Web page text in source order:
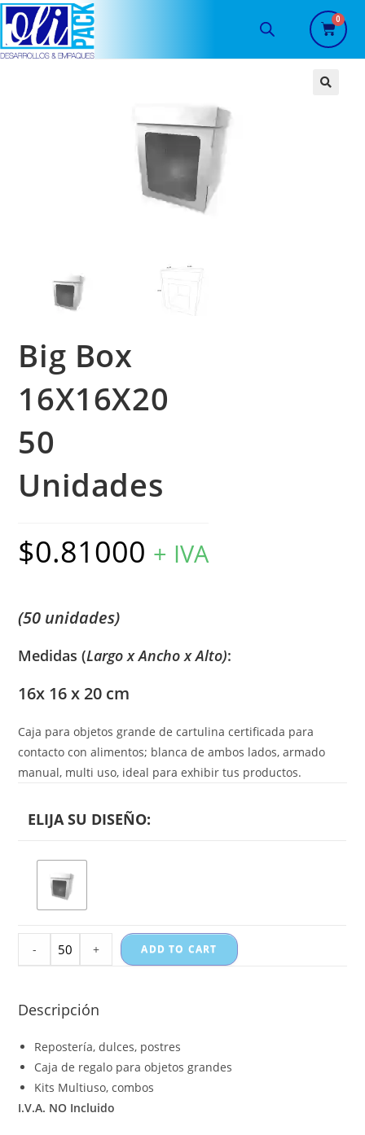
Big Box
16X16X20
50
Unidades
$0.81000 + IVA
(50 unidades)
Medidas (Largo x Ancho x Alto):
16x 16 x 20 cm
Caja para objetos grande de cartulina certificada para
contacto con alimentos; blanca de ambos lados, armado
manual, multi uso, ideal para exhibir tus productos.
- + ADD TO CART
Descripción
Repostería, dulces, postres
Caja de regalo para objetos grandes
Kits Multiuso, combos
I.V.A. NO Incluido